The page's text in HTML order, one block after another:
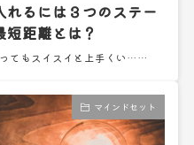
れるには３つのステー
距離とは？
てもスイスイと上手くい……
マインドセット